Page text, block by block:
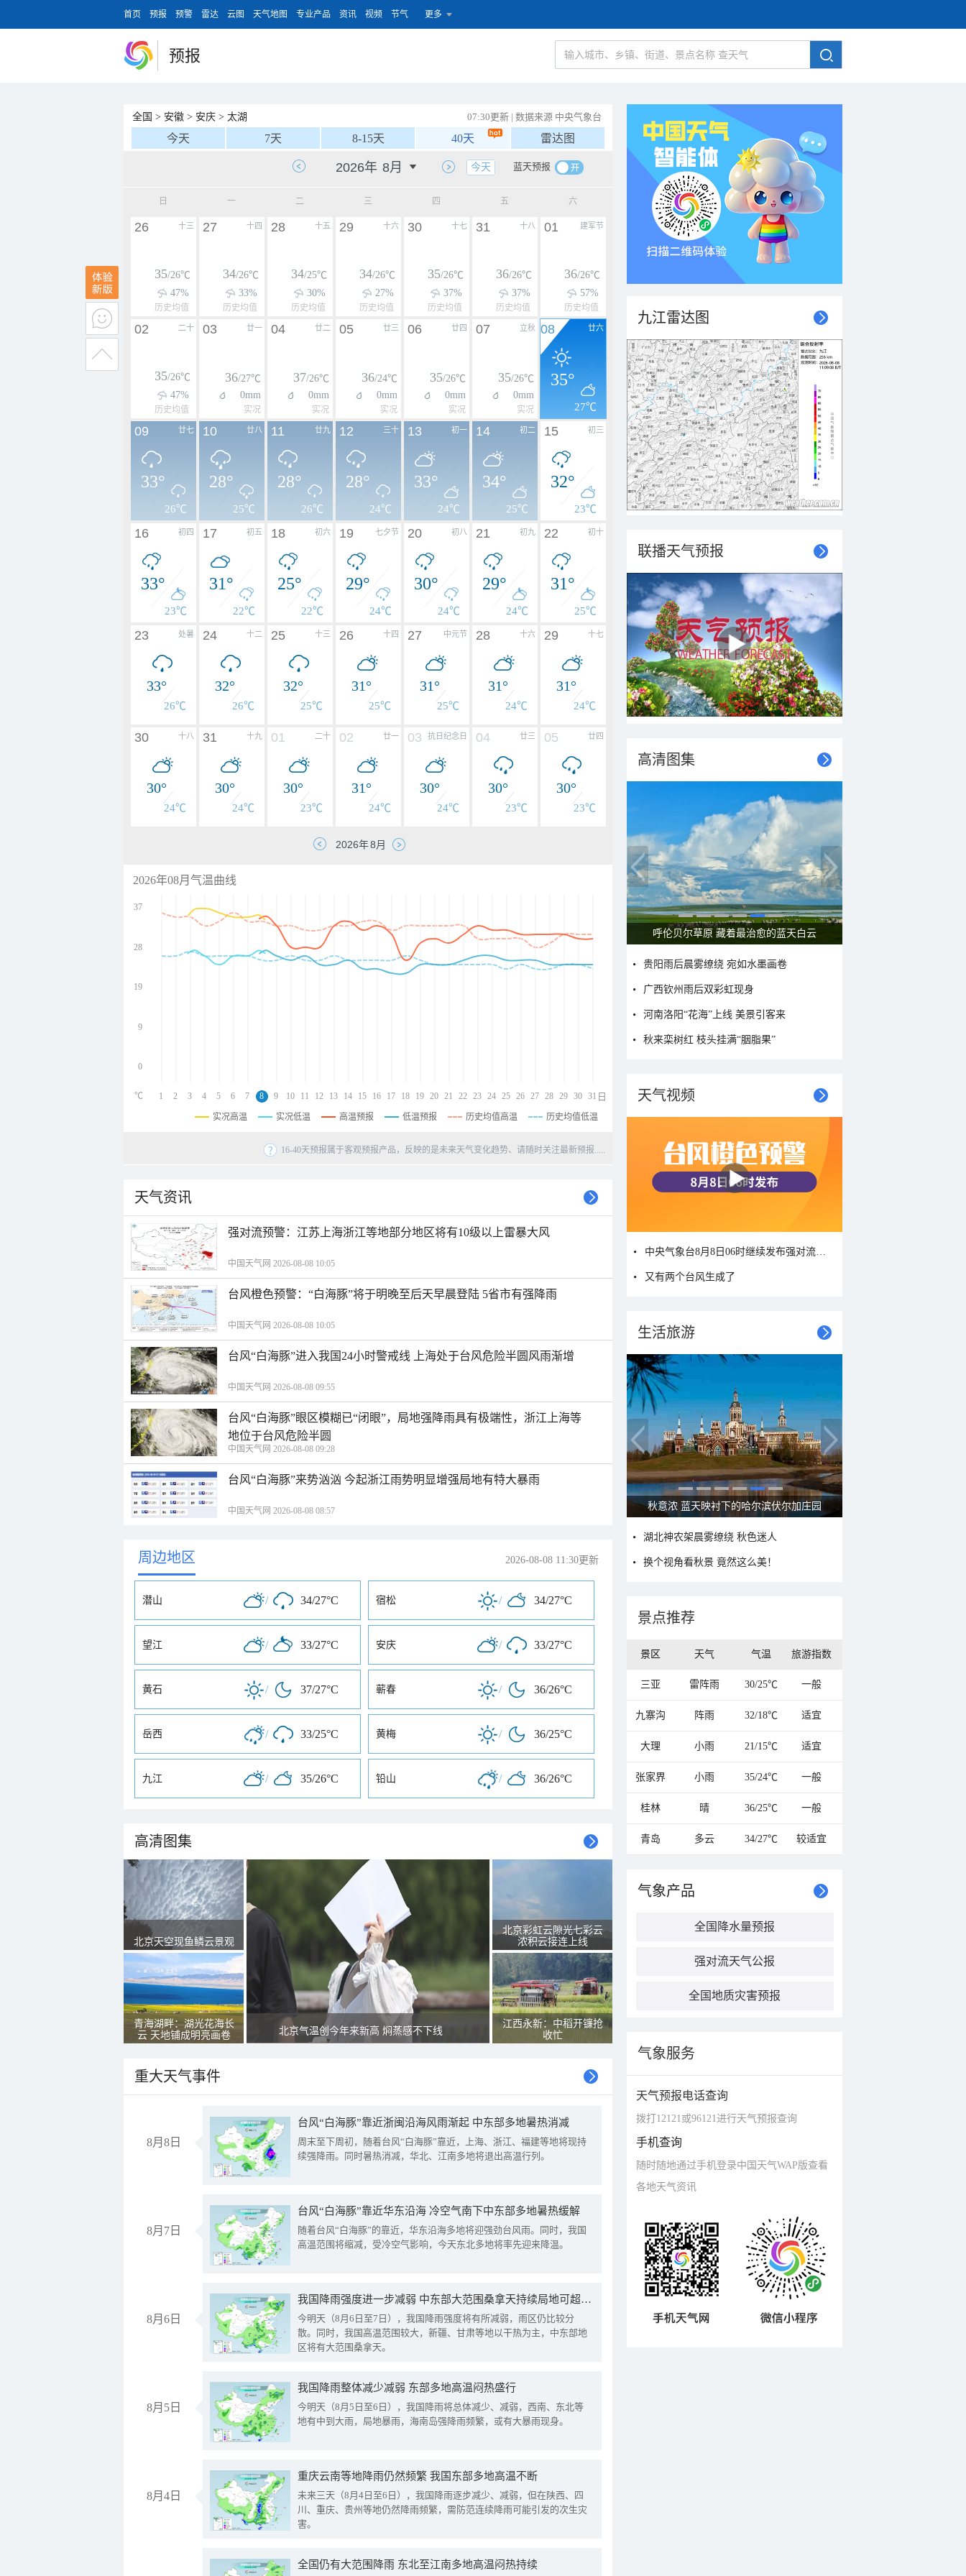
首页 预报 预警 雷达 云图 天气地图 专业产品 资讯 视频 节气 更多
预报
全国 > 安徽 > 安庆 > 太湖 07:30更新 | 数据来源 中央气象台
今天 7天 8-15天 40天 雷达图
蓝天预报
今天
日 一 二 三 四 五 六
十三
26
35/26℃
47%
历史均值
十四
27
34/26℃
33%
历史均值
十五
28
34/25℃
30%
历史均值
十六
29
34/26℃
27%
历史均值
十七
30
35/26℃
37%
历史均值
十八
31
36/26℃
37%
历史均值
建军节
01
36/26℃
57%
历史均值
二十
02
35/26℃
47%
历史均值
廿一
03
36/27℃
0mm
实况
廿二
04
37/26℃
0mm
实况
廿三
05
36/24℃
0mm
实况
廿四
06
35/26℃
0mm
实况
立秋
07
35/26℃
0mm
实况
廿六
08
35°
27℃
廿七
09
33°
26℃
廿八
10
28°
25℃
廿九
11
28°
26℃
三十
12
28°
24℃
初一
13
33°
24℃
初二
14
34°
25℃
初三
15
32°
23℃
初四
16
33°
23℃
初五
17
31°
22℃
初六
18
25°
22℃
七夕节
19
29°
24℃
初八
20
30°
24℃
初九
21
29°
24℃
初十
22
31°
25℃
处暑
23
33°
26℃
十二
24
32°
26℃
十三
25
32°
25℃
十四
26
31°
25℃
中元节
27
31°
25℃
十六
28
31°
24℃
十七
29
31°
24℃
十八
30
30°
24℃
十九
31
30°
24℃
二十
01
30°
23℃
廿一
02
31°
24℃
抗日纪念日
03
30°
24℃
廿三
04
30°
23℃
廿四
05
30°
23℃
2026年08月气温曲线
37
28
19
9
0
1 2 3 4 5 6 7 8 9 10 11 12 13 14 15 16 17 18 19 20 21 22 23 24 25 26 27 28 29 30 31
℃ 日
实况高温 实况低温 高温预报 低温预报 历史均值高温 历史均值低温
16-40天预报属于客观预报产品，反映的是未来天气变化趋势、请随时关注最新预报.....
天气资讯
强对流预警：江苏上海浙江等地部分地区将有10级以上雷暴大风
中国天气网 2026-08-08 10:05
台风橙色预警：“白海豚”将于明晚至后天早晨登陆 5省市有强降雨
中国天气网 2026-08-08 10:05
台风“白海豚”进入我国24小时警戒线 上海处于台风危险半圆风雨渐增
中国天气网 2026-08-08 09:55
台风“白海豚”眼区模糊已“闭眼”，局地强降雨具有极端性，浙江上海等
地位于台风危险半圆
中国天气网 2026-08-08 09:28
台风“白海豚”来势汹汹 今起浙江雨势明显增强局地有特大暴雨
中国天气网 2026-08-08 08:57
周边地区 2026-08-08 11:30更新
潜山 / 34/27°C 宿松 / 34/27°C
望江 / 33/27°C 安庆 / 33/27°C
黄石 / 37/27°C 蕲春 / 36/26°C
岳西 / 33/25°C 黄梅 / 36/25°C
九江 / 35/26°C 铅山 / 36/26°C
高清图集
北京天空现鱼鳞云景观
青海湖畔：湖光花海长
云 天地铺成明亮画卷
北京气温创今年来新高 焖蒸感不下线
北京彩虹云隙光七彩云
浓积云接连上线
江西永新：中稻开镰抢
收忙
重大天气事件
8月8日
台风“白海豚”靠近浙闽沿海风雨渐起 中东部多地暑热消减
周末至下周初，随着台风“白海豚”靠近，上海、浙江、福建等地将现持
续强降雨。同时暑热消减，华北、江南多地将退出高温行列。
8月7日
台风“白海豚”靠近华东沿海 冷空气南下中东部多地暑热缓解
随着台风“白海豚”的靠近，华东沿海多地将迎强劲台风雨。同时，我国
高温范围将缩减，受冷空气影响，今天东北多地将率先迎来降温。
8月6日
我国降雨强度进一步减弱 中东部大范围桑拿天持续局地可超38℃
今明天（8月6日至7日），我国降雨强度将有所减弱，雨区仍比较分
散。同时，我国高温范围较大，新疆、甘肃等地以干热为主，中东部地
区将有大范围桑拿天。
8月5日
我国降雨整体减少减弱 东部多地高温闷热盛行
今明天（8月5日至6日），我国降雨将总体减少、减弱，西南、东北等
地有中到大雨，局地暴雨，海南岛强降雨频繁，或有大暴雨现身。
8月4日
重庆云南等地降雨仍然频繁 我国东部多地高温不断
未来三天（8月4日至6日），我国降雨逐步减少、减弱，但在陕西、四
川、重庆、贵州等地仍然降雨频繁，需防范连续降雨可能引发的次生灾
害。
全国仍有大范围降雨 东北至江南多地高温闷热持续
九江雷达图
联播天气预报
高清图集
呼伦贝尔草原 藏着最治愈的蓝天白云
贵阳雨后晨雾缭绕 宛如水墨画卷
广西钦州雨后双彩虹现身
河南洛阳“花海”上线 美景引客来
秋来栾树红 枝头挂满“胭脂果”
天气视频
又有两个台风生成了
生活旅游
秋意浓 蓝天映衬下的哈尔滨伏尔加庄园
湖北神农架晨雾缭绕 秋色迷人
换个视角看秋景 竟然这么美！
景点推荐
景区 天气 气温 旅游指数
三亚 雷阵雨 30/25℃ 一般
九寨沟 阵雨 32/18℃ 适宜
大理 小雨 21/15℃ 适宜
张家界 小雨 35/24℃ 一般
桂林 晴 36/25℃ 一般
青岛 多云 34/27℃ 较适宜
气象产品
全国降水量预报
强对流天气公报
全国地质灾害预报
气象服务
天气预报电话查询
拨打12121或96121进行天气预报查询
手机查询
随时随地通过手机登录中国天气WAP版查看
各地天气资讯